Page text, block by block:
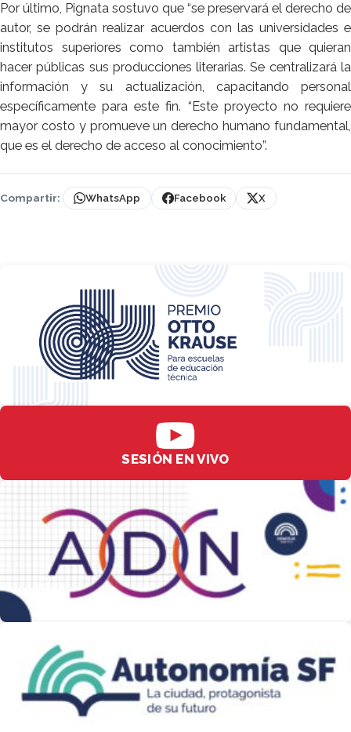
Por último, Pignata sostuvo que “se preservará el derecho de
autor, se podrán realizar acuerdos con las universidades e
institutos superiores como también artistas que quieran
hacer públicas sus producciones literarias. Se centralizará la
información y su actualización, capacitando personal
específicamente para este fin. “Este proyecto no requiere
mayor costo y promueve un derecho humano fundamental,
que es el derecho de acceso al conocimiento”.
Compartir: WhatsApp Facebook X
SESIÓN EN VIVO